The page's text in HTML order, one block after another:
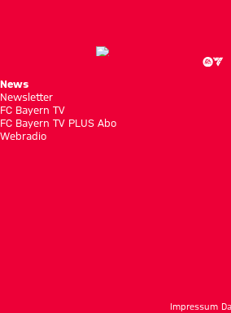
News
Newsletter
FC Bayern TV
FC Bayern TV PLUS Abo
Webradio
Impressum